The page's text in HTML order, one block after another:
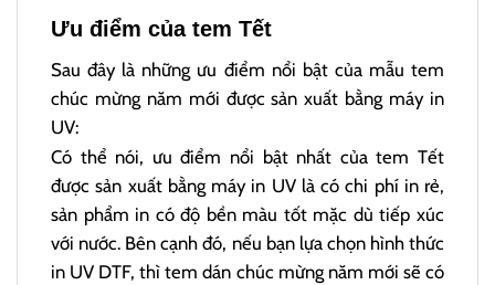
Ưu điểm của tem Tết
Sau đây là những ưu điểm nổi bật của mẫu tem
chúc mừng năm mới được sản xuất bằng máy in
UV:
Có thể nói, ưu điểm nổi bật nhất của tem Tết
được sản xuất bằng máy in UV là có chi phí in rẻ,
sản phẩm in có độ bền màu tốt mặc dù tiếp xúc
với nước. Bên cạnh đó, nếu bạn lựa chọn hình thức
in UV DTF, thì tem dán chúc mừng năm mới sẽ có